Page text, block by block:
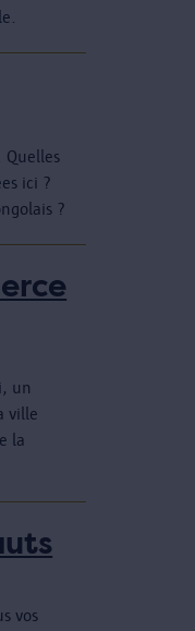
Quelles
ici ?
?
un
ville
la
vos